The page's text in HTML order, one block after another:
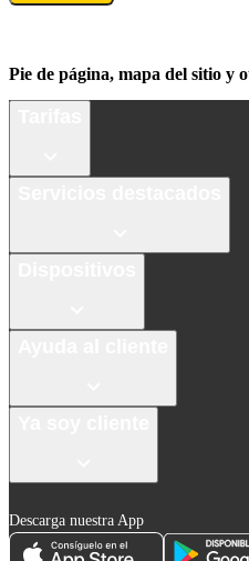
Pie de página, mapa del sitio y
Descarga nuestra App